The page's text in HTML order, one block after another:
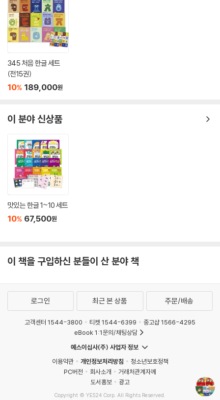
345 처음 한글 세트
(전15권)
10% 189,000원
이 분야 신상품
맛있는 한글 1~10 세트
10% 67,500원
이 책을 구입하신 분들이 산 분야 책
로그인 최근 본 상품 주문/배송
고객센터 1544-3800 티켓 1544-6399
중고샵 1566-4295
eBook 1:1문의/채팅상담
예스이십사(주) 사업자 정보
이용약관
개인정보처리방침
청소년보호정책
PC버전
회사소개
거래처관계자께
도서홍보
광고
Copyright © YES24 Corp. All Rights Reserved.